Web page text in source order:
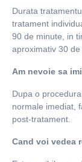
Durata
tratament
90 de minute, in
aproximativ 30 de
Am nevoie sa
Dupa o
normale imediat,
post-tratament.
Cand voi vedea